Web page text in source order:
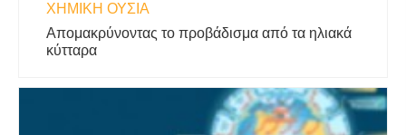
ΧΗΜΙΚΉ ΟΥΣΊΑ
Απομακρύνοντας το προβάδισμα από τα ηλιακά
κύτταρα